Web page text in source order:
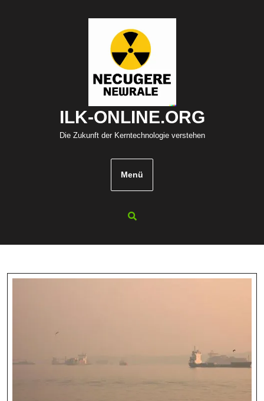
ILK-ONLINE.ORG
Die Zukunft der Kerntechnologie verstehen
Menü